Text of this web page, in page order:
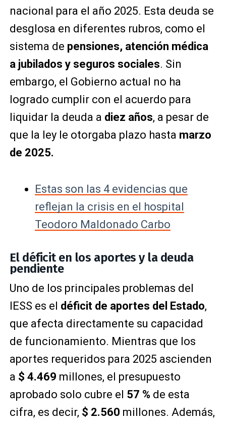
nacional para el año 2025. Esta deuda se
desglosa en diferentes rubros, como el
sistema de pensiones, atención médica
a jubilados y seguros sociales. Sin
embargo, el Gobierno actual no ha
logrado cumplir con el acuerdo para
liquidar la deuda a diez años, a pesar de
que la ley le otorgaba plazo hasta marzo
de 2025.
Estas son las 4 evidencias que
reflejan la crisis en el hospital
Teodoro Maldonado Carbo
El déficit en los aportes y la deuda
pendiente
Uno de los principales problemas del
IESS es el déficit de aportes del Estado,
que afecta directamente su capacidad
de funcionamiento. Mientras que los
aportes requeridos para 2025 ascienden
a $ 4.469 millones, el presupuesto
aprobado solo cubre el 57 % de esta
cifra, es decir, $ 2.560 millones. Además,